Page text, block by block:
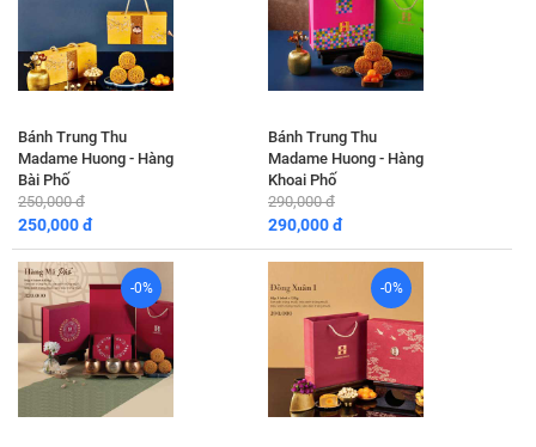
Bánh Trung Thu
Madame Huong - Hàng
Bài Phố
250,000 đ
250,000 đ
Bánh Trung Thu
Madame Huong - Hàng
Khoai Phố
290,000 đ
290,000 đ
-0% -0%